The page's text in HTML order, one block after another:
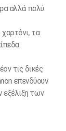
αλλά πολύ
τα
τις δικές
επενδύουν
εξέλιξη των